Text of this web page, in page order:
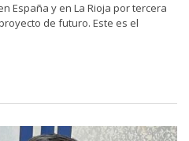
España y en La Rioja por tercera
de futuro. Este es el